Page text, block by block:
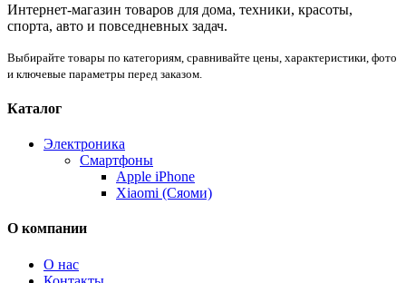
Интернет-магазин товаров для дома, техники, красоты,
спорта, авто и повседневных задач.
Выбирайте товары по категориям, сравнивайте цены, характеристики, фото
и ключевые параметры перед заказом.
Каталог
Электроника
Смартфоны
Apple iPhone
Xiaomi (Сяоми)
О компании
О нас